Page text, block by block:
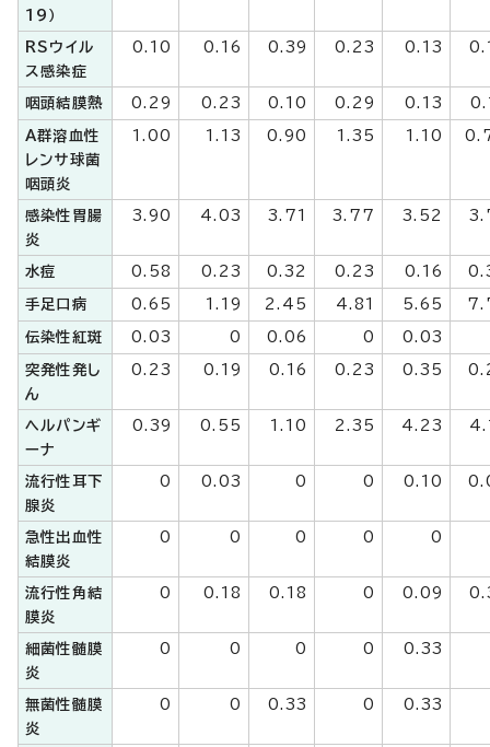
19）
RSウイル
ス感染症
0.10 0.16 0.39 0.23 0.13
咽頭結膜熱 0.29 0.23 0.10 0.29 0.13
A群溶血性
レンサ球菌
咽頭炎
1.00 1.13 0.90 1.35 1.10
感染性胃腸
炎
3.90 4.03 3.71 3.77 3.52
水痘 0.58 0.23 0.32 0.23 0.16
手足口病 0.65 1.19 2.45 4.81 5.65
伝染性紅斑 0.03 0 0.06 0 0.03
突発性発し
ん
0.23 0.19 0.16 0.23 0.35
ヘルパンギ
ーナ
0.39 0.55 1.10 2.35 4.23
流行性耳下
腺炎
0 0.03 0 0 0.10
急性出血性
結膜炎
0 0 0 0 0
流行性角結
膜炎
0 0.18 0.18 0 0.09
細菌性髄膜
炎
0 0 0 0 0.33
無菌性髄膜
炎
0 0 0.33 0 0.33